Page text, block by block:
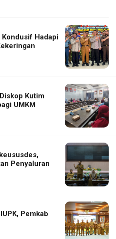
Hadapi
Kutim
UMKM
Penyaluran
Pemkab